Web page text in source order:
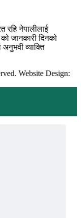
रहि नेपालीलाई
जानकारी दिनको
व्याक्ति
Website Design: